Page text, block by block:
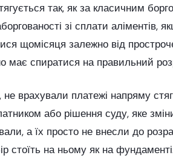
так, як за класичним
зі сплати аліментів,
щомісяця залежно від
має спиратися на правильний
врахували платежі напряму
або рішення суду, яке
а їх просто не внесли до
стоїть на ньому як на